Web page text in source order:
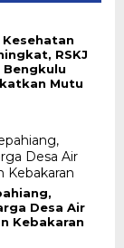
Kesehatan
RSKJ
Mutu
Desa Air
Kebakaran